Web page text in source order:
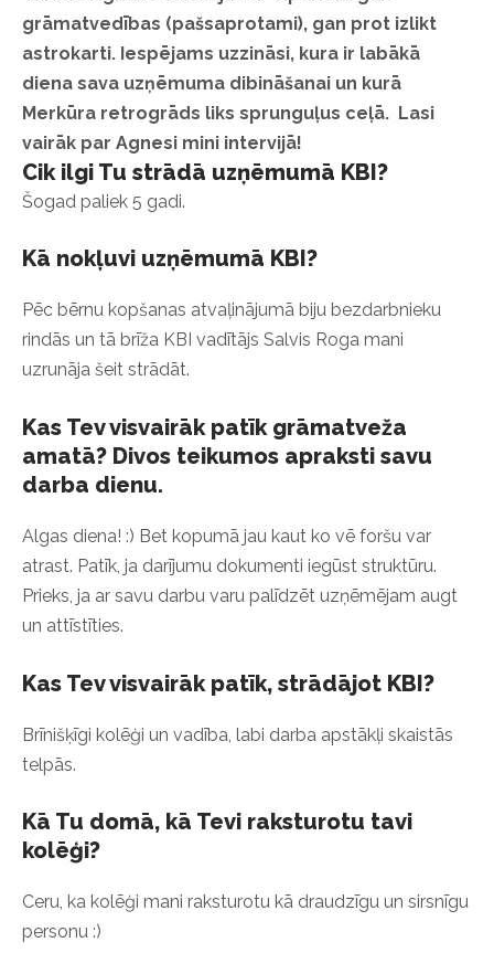
grāmatvedības (pašsaprotami), gan prot izlikt
astrokarti. Iespējams uzzināsi, kura ir labākā
diena sava uzņēmuma dibināšanai un kurā
Merkūra retrogrāds liks sprunguļus ceļā. Lasi
vairāk par Agnesi mini intervijā!
Cik ilgi Tu strādā uzņēmumā KBI?
Šogad paliek 5 gadi.
Kā nokļuvi uzņēmumā KBI?
Pēc bērnu kopšanas atvaļinājumā biju bezdarbnieku
rindās un tā brīža KBI vadītājs Salvis Roga mani
uzrunāja šeit strādāt.
Kas Tev visvairāk patīk grāmatveža
amatā? Divos teikumos apraksti savu
darba dienu.
Algas diena! :) Bet kopumā jau kaut ko vē foršu var
atrast. Patīk, ja darījumu dokumenti iegūst struktūru.
Prieks, ja ar savu darbu varu palīdzēt uzņēmējam augt
un attīstīties.
Kas Tev visvairāk patīk, strādājot KBI?
Brīnišķīgi kolēģi un vadība, labi darba apstākļi skaistās
telpās.
Kā Tu domā, kā Tevi raksturotu tavi
kolēģi?
Ceru, ka kolēģi mani raksturotu kā draudzīgu un sirsnīgu
personu :)